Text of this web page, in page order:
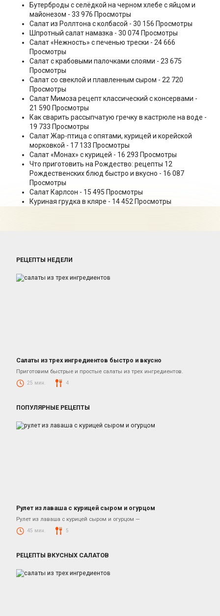
Бутерброды с селёдкой на черном хлебе с яйцом и
майонезом - 33 976 Просмотры
Салат из Роллтона с колбасой - 30 156 Просмотры
Шпротный салат намазка - 30 074 Просмотры
Салат «Нежность» с печенью трески - 24 666
Просмотры
Салат с крабовыми палочками слоями - 23 675
Просмотры
Салат со свеклой и плавленным сыром - 22 720
Просмотры
Салат Мимоза рецепт классический с консервами -
21 590 Просмотры
Как сварить рассыпчатую гречку в кастрюле на воде -
19 733 Просмотры
Салат Жар-птица с опятами, курицей и корейской
морковкой - 17 133 Просмотры
Салат «Монах» с курицей - 16 293 Просмотры
Что приготовить на Рождество: рецепты 12
Рождественских блюд быстро и вкусно - 16 087
Просмотры
Салат Карлсон - 15 495 Просмотры
Куриная грудка в кляре - 14 452 Просмотры
РЕЦЕПТЫ НЕДЕЛИ
Салаты из трех ингредиентов быстро и вкусно
Приготовим быстрые и простые салаты из трех ингредиентов.
25 мин. 4
ПОПУЛЯРНЫЕ РЕЦЕПТЫ
Рулет из лаваша с курицей сыром и огурцом
Рулет из лаваша с курицей сыром и огурцом —
45 мин. 5
РЕЦЕПТЫ ВКУСНЫХ САЛАТОВ